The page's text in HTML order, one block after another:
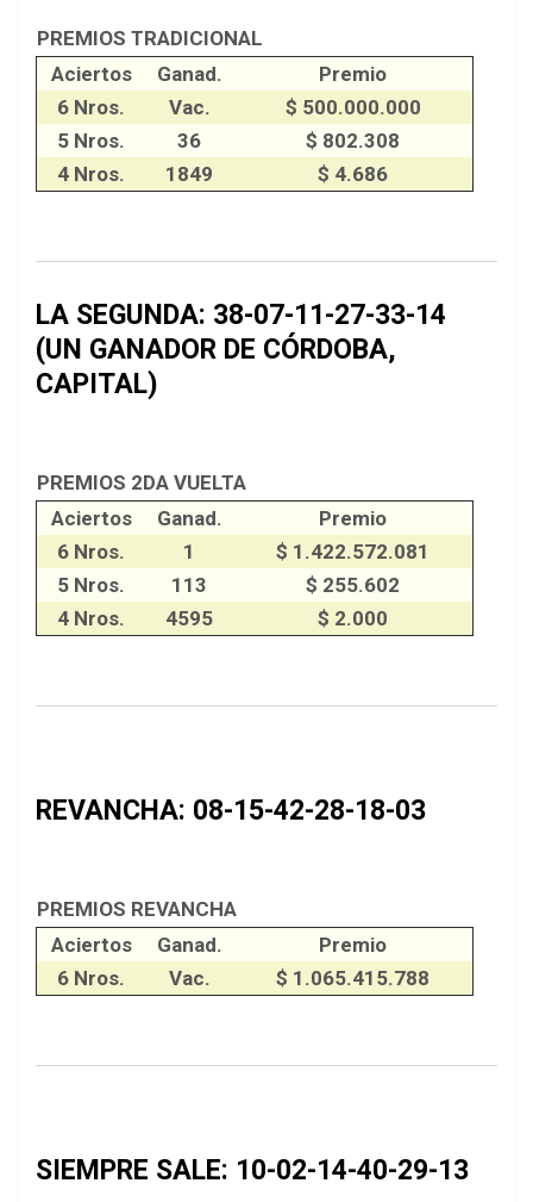
PREMIOS TRADICIONAL
Aciertos
Ganad.
Premio
6 Nros.
Vac.
$ 500.000.000
5 Nros.
36
$ 802.308
4 Nros.
1849 $ 4.686
LA SEGUNDA: 38-07-11-27-33-14
(UN GANADOR DE CÓRDOBA,
CAPITAL)
PREMIOS 2DA VUELTA
Aciertos
Ganad.
Premio
6 Nros.
1
$ 1.422.572.081
5 Nros.
113
$ 255.602
4 Nros.
4595 $ 2.000
REVANCHA: 08-15-42-28-18-03
PREMIOS REVANCHA
Aciertos
Ganad.
Premio
6 Nros.
Vac. $ 1.065.415.788
SIEMPRE SALE: 10-02-14-40-29-13